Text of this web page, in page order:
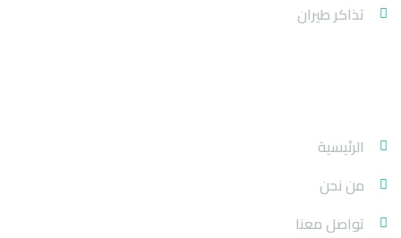
تذاكر طيران
الرئيسية
من نحن
تواصل معنا